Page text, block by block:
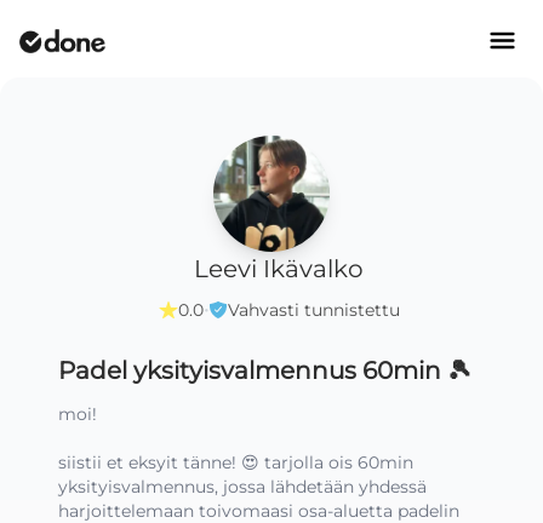
Leevi Ikävalko
0.0· Vahvasti tunnistettu
Padel yksityisvalmennus 60min 🎾
moi!
siistii et eksyit tänne! 😍 tarjolla ois 60min
yksityisvalmennus, jossa lähdetään yhdessä
harjoittelemaan toivomaasi osa-aluetta padelin